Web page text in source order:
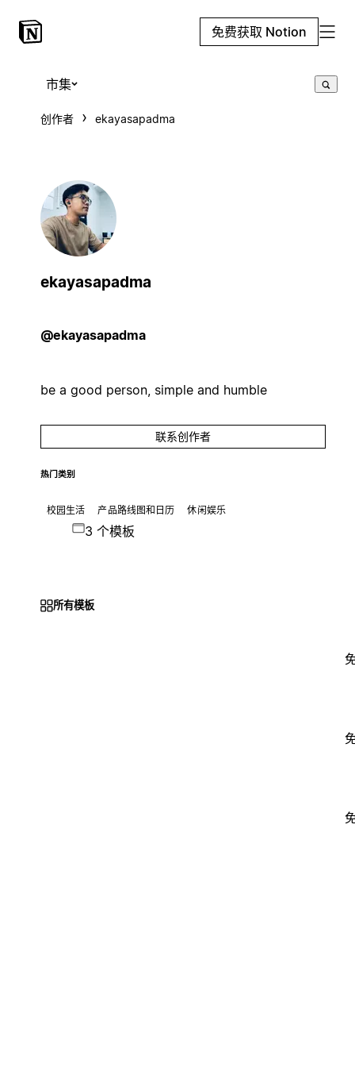
免费获取 Notion
市集
创作者 ekayasapadma
ekayasapadma
@ekayasapadma
be a good person, simple and humble
联系创作者
热门类别
校园生活 产品路线图和日历 休闲娱乐
3 个模板
所有模板